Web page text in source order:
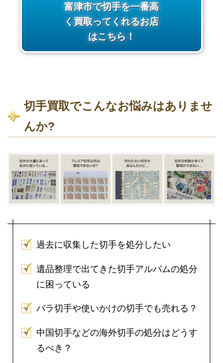
富津市で切手を一番高
く買取ってくれるお店
はこちら！
切手買取でこんなお悩みはありませ
んか?
過去に収集した切手を処分したい
遺品整理で出てきた切手アルバムの処分
に困っている
バラ切手や使いかけの切手でも売れる？
中国切手などの海外切手の処分はどうす
るべき？